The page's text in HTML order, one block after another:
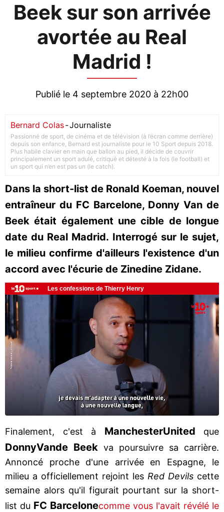
Beek sur son arrivée
avortée au Real
Madrid !
Publié le 4 septembre 2020 à 22h00
Bernard Colas-Journaliste
Passionné de sport, de cinéma et de télévision (à l’écran comme derrière)
depuis son enfance, Bernard est journaliste pour le 10 Sport depuis 2018.
Plus habile clavier en main que ballon au pied, il décide de couvrir
principalement un sport adulé, critiqué et détesté à la fois (le football) et
un sport qui n’en est pas un (le catch).
Dans la short-list de Ronald Koeman, nouvel
entraîneur du FC Barcelone, Donny Van de
Beek était également une cible de longue
date du Real Madrid. Interrogé sur le sujet,
le milieu confirme d'ailleurs l'existence d'un
accord avec l'écurie de Zinedine Zidane.
Finalement, c'est à ManchesterUnited que
DonnyVande Beek va poursuivre sa carrière.
Annoncé proche d'une arrivée en Espagne, le
milieu a officiellement rejoint les Red Devils cette
semaine alors qu'il figurait pourtant sur la short-
list du FC Barcelonecomme vous l'avait révélé le